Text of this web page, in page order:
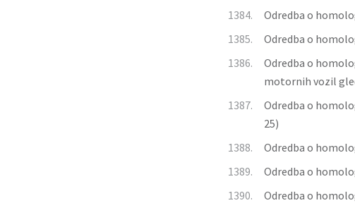
1384.
Odredba o
1385.
Odredba o
1386.
Odredba o
motornih vozil
1387.
Odredba o
25)
1388.
Odredba o
1389.
Odredba o
1390.
Odredba o